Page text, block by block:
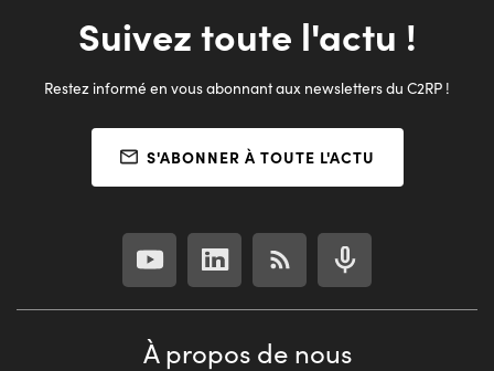
Badges
22/09/2026 |
Tourcoing
Suivez toute l'actu !
Restez informé en vous abonnant aux newsletters du C2RP !
S'ABONNER À TOUTE L'ACTU
À propos de nous